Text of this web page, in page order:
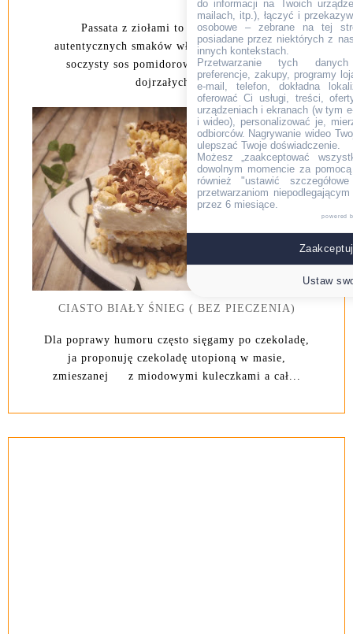
Passata z ziołami to esencja prostoty i
autentycznych smaków włoskiej kuchni. Gęsty,
soczysty sos pomidorowy, przygotowany z
dojrzałych w ...
CIASTO BIAŁY ŚNIEG ( BEZ PIECZENIA)
Dla poprawy humoru często sięgamy po czekoladę,
ja proponuję czekoladę utopioną w masie,
zmieszanej z miodowymi kuleczkami a cał...
do informacji na Twoich
mailach, itp.), łączyć i
osobowe – zebrane na tej
posiadane przez niektórych z
innych kontekstach.
Przetwarzanie tych danych
preferencje, zakupy, programy
e-mail, telefon, dokładna
oferować Ci usługi, treści,
urządzeniach i ekranach (w tym
i wideo), personalizować je,
odbiorców. Nagrywanie wideo
ulepszać Twoje doświadczenie.
Możesz „zaakceptować
dowolnym momencie za
również "ustawić
przetwarzaniom
przez 6 miesiące.
powered
Ustaw